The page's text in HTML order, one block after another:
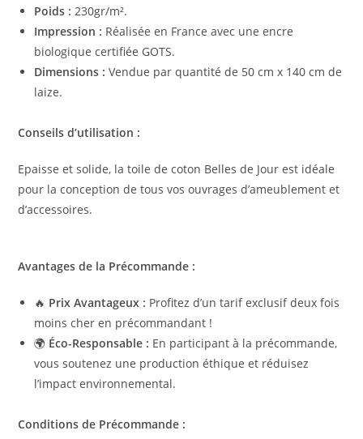
Poids : 230gr/m².
Impression : Réalisée en France avec une encre
biologique certifiée GOTS.
Dimensions : Vendue par quantité de 50 cm x 140 cm de
laize.
Conseils d’utilisation :
Epaisse et solide, la toile de coton Belles de Jour est idéale
pour la conception de tous vos ouvrages d’ameublement et
d’accessoires.
Avantages de la Précommande :
🔥 Prix Avantageux : Profitez d’un tarif exclusif deux fois
moins cher en précommandant !
🌍 Éco-Responsable : En participant à la précommande,
vous soutenez une production éthique et réduisez
l’impact environnemental.
Conditions de Précommande :